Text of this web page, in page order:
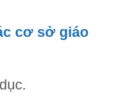
cơ sở giáo